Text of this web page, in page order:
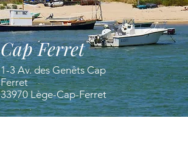
Cap Ferret
1-3 Av. des Genêts Cap
Ferret
33970 Lège-Cap-Ferret